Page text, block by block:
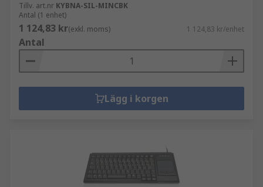
Tillv. art.nr KYBNA-SIL-MINCBK
Antal (1 enhet)
1 124,83 kr(exkl. moms) 1 124,83 kr/enhet
Antal
Lägg i korgen